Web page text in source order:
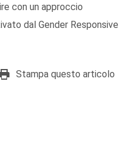
con un approccio
dal Gender Responsive
Stampa questo articolo